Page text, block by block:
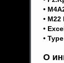
•
•
•
•
О